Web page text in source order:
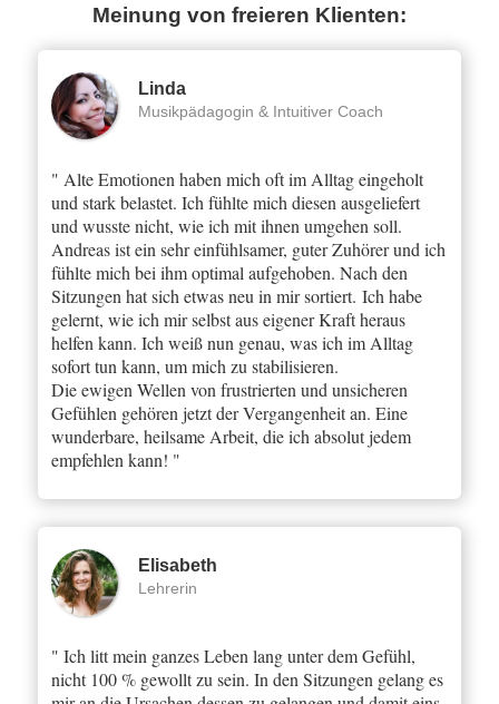
Meinung von freieren Klienten:
Linda
Musikpädagogin & Intuitiver Coach
" Alte Emotionen haben mich oft im Alltag eingeholt
und stark belastet. Ich fühlte mich diesen ausgeliefert
und wusste nicht, wie ich mit ihnen umgehen soll.
Andreas ist ein sehr einfühlsamer, guter Zuhörer und ich
fühlte mich bei ihm optimal aufgehoben. Nach den
Sitzungen hat sich etwas neu in mir sortiert. Ich habe
gelernt, wie ich mir selbst aus eigener Kraft heraus
helfen kann. Ich weiß nun genau, was ich im Alltag
sofort tun kann, um mich zu stabilisieren.
Die ewigen Wellen von frustrierten und unsicheren
Gefühlen gehören jetzt der Vergangenheit an. Eine
wunderbare, heilsame Arbeit, die ich absolut jedem
empfehlen kann! "
Elisabeth
Lehrerin
" Ich litt mein ganzes Leben lang unter dem Gefühl,
nicht 100 % gewollt zu sein. In den Sitzungen gelang es